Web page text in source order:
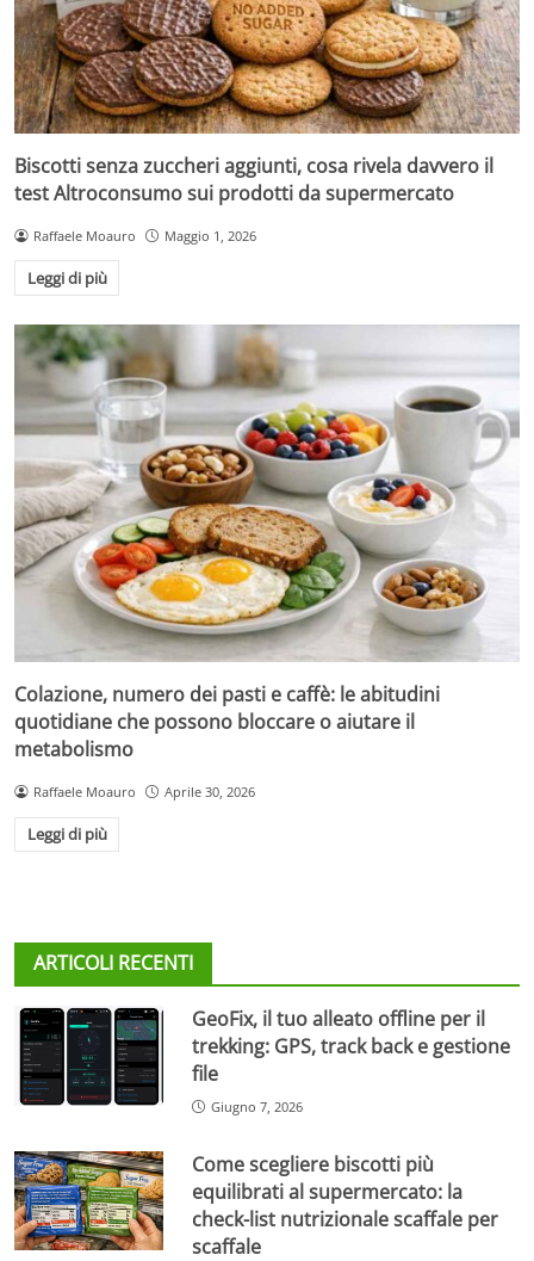
Biscotti senza zuccheri aggiunti, cosa rivela davvero il
test Altroconsumo sui prodotti da supermercato
Raffaele Moauro Maggio 1, 2026
Leggi di più
Colazione, numero dei pasti e caffè: le abitudini
quotidiane che possono bloccare o aiutare il
metabolismo
Raffaele Moauro Aprile 30, 2026
Leggi di più
ARTICOLI RECENTI
GeoFix, il tuo alleato offline per il
trekking: GPS, track back e gestione
file
Giugno 7, 2026
Come scegliere biscotti più
equilibrati al supermercato: la
check-list nutrizionale scaffale per
scaffale